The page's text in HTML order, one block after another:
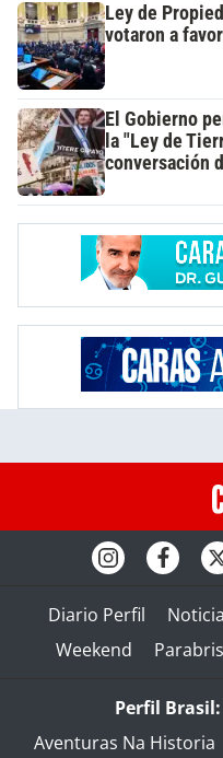
Ley de
votaron a
El Gobierno
la "Ley de
conversación
Diario Perfil
Weekend
Perfil Brasil:
Aventuras Na Historia